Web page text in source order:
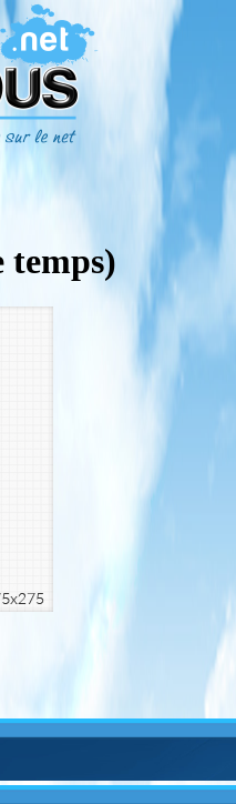
temps)